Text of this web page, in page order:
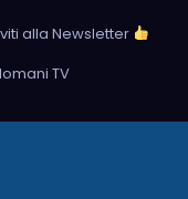
alla Newsletter
TV